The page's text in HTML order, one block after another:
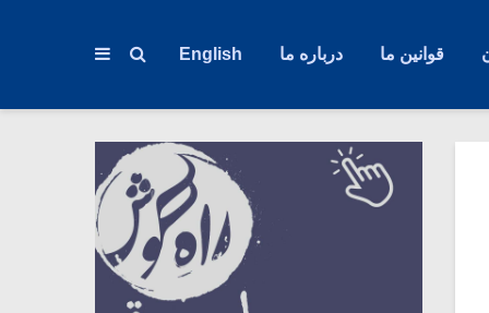
قوانین ما درباره ما English